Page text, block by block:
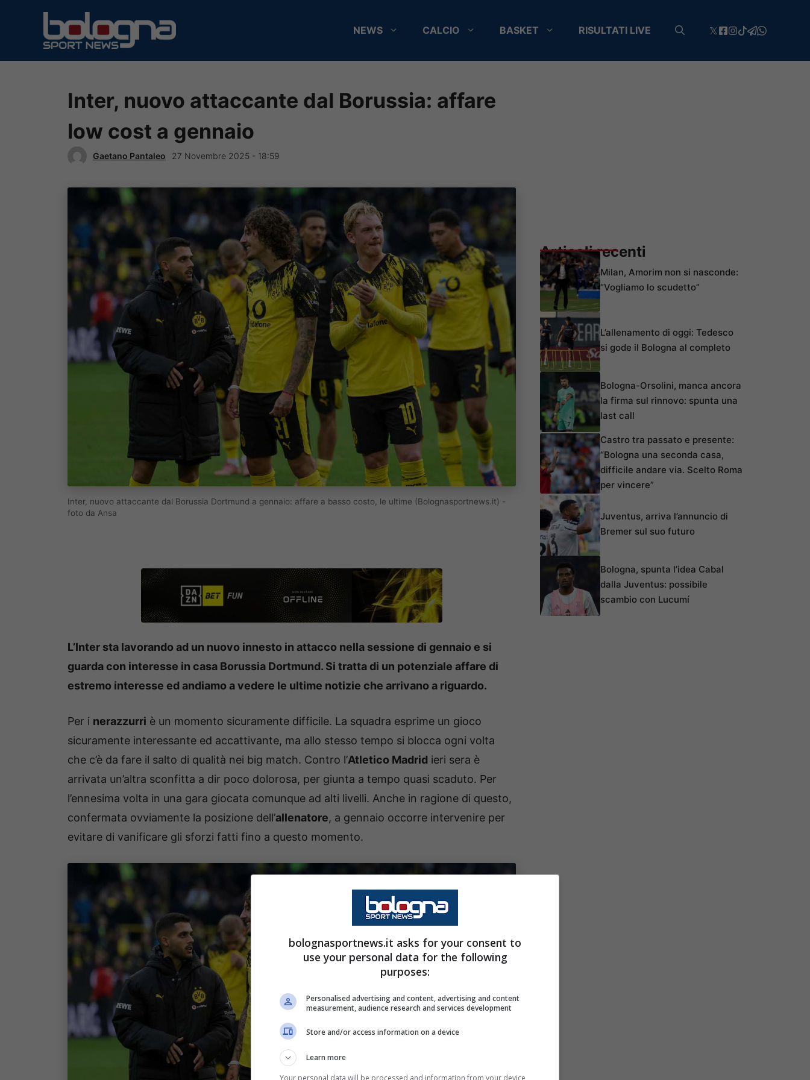
contenuto
NEWS CALCIO BASKET RISULTATI LIVE
Inter, nuovo attaccante dal Borussia: affare
low cost a gennaio
Gaetano Pantaleo 27 Novembre 2025 - 18:59
Inter, nuovo attaccante dal Borussia Dortmund a gennaio: affare a basso costo, le ultime (Bolognasportnews.it) -
foto da Ansa
L’Inter sta lavorando ad un nuovo innesto in attacco nella sessione di gennaio e si
guarda con interesse in casa Borussia Dortmund. Si tratta di un potenziale affare di
estremo interesse ed andiamo a vedere le ultime notizie che arrivano a riguardo.
Per i nerazzurri è un momento sicuramente difficile. La squadra esprime un gioco
sicuramente interessante ed accattivante, ma allo stesso tempo si blocca ogni volta
che c’è da fare il salto di qualità nei big match. Contro l’Atletico Madrid ieri sera è
arrivata un’altra sconfitta a dir poco dolorosa, per giunta a tempo quasi scaduto. Per
l’ennesima volta in una gara giocata comunque ad alti livelli. Anche in ragione di questo,
confermata ovviamente la posizione dell’allenatore, a gennaio occorre intervenire per
evitare di vanificare gli sforzi fatti fino a questo momento.
Articoli recenti
Milan, Amorim non si nasconde:
“Vogliamo lo scudetto”
L’allenamento di oggi: Tedesco
si gode il Bologna al completo
Bologna-Orsolini, manca ancora
la firma sul rinnovo: spunta una
last call
Castro tra passato e presente:
“Bologna una seconda casa,
difficile andare via. Scelto Roma
per vincere”
Juventus, arriva l’annuncio di
Bremer sul suo futuro
Bologna, spunta l’idea Cabal
dalla Juventus: possibile
scambio con Lucumí
bolognasportnews.it asks for your consent to
use your personal data for the following
purposes:
Personalised advertising and content, advertising and content
measurement, audience research and services development
Store and/or access information on a device
Learn more
Your personal data will be processed and information from your device